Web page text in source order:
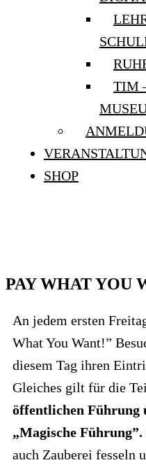
TIM
SHOP
PAY WHAT YOU
An jedem ersten
What You Want!”
diesem Tag ihren
Gleiches gilt für die
öffentlichen Führung
„Magische Führung”.
auch Zauberei fesseln